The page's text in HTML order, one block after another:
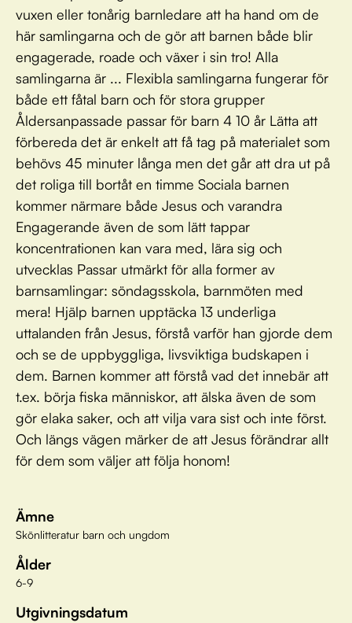
vuxen eller tonårig barnledare att ha hand om de
här samlingarna och de gör att barnen både blir
engagerade, roade och växer i sin tro! Alla
samlingarna är ... Flexibla samlingarna fungerar för
både ett fåtal barn och för stora grupper
Åldersanpassade passar för barn 4 10 år Lätta att
förbereda det är enkelt att få tag på materialet som
behövs 45 minuter långa men det går att dra ut på
det roliga till bortåt en timme Sociala barnen
kommer närmare både Jesus och varandra
Engagerande även de som lätt tappar
koncentrationen kan vara med, lära sig och
utvecklas Passar utmärkt för alla former av
barnsamlingar: söndagsskola, barnmöten med
mera! Hjälp barnen upptäcka 13 underliga
uttalanden från Jesus, förstå varför han gjorde dem
och se de uppbyggliga, livsviktiga budskapen i
dem. Barnen kommer att förstå vad det innebär att
t.ex. börja fiska människor, att älska även de som
gör elaka saker, och att vilja vara sist och inte först.
Och längs vägen märker de att Jesus förändrar allt
för dem som väljer att följa honom!
Ämne
Skönlitteratur barn och ungdom
Ålder
6-9
Utgivningsdatum